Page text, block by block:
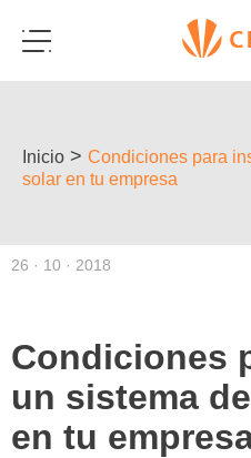
Inicio > Condiciones para
solar en tu empresa
26 · 10 · 2018
Condiciones
un sistema
en tu